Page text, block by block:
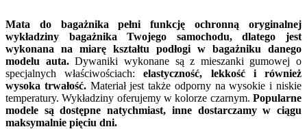
Mata do bagażnika pełni funkcję ochronną oryginalnej
wykładziny bagażnika Twojego samochodu, dlatego jest
wykonana na miarę kształtu podłogi w bagażniku danego
modelu auta.Dywaniki wykonane są z mieszanki gumowej o
specjalnych właściwościach:elastyczność, lekkość i również
wysoka trwałość.Materiał jest także odporny na wysokie i niskie
temperatury. Wykładziny oferujemy w kolorze czarnym. Popularne
modele są dostępne natychmiast, inne dostarczamy w ciągu
maksymalnie pięciu dni.